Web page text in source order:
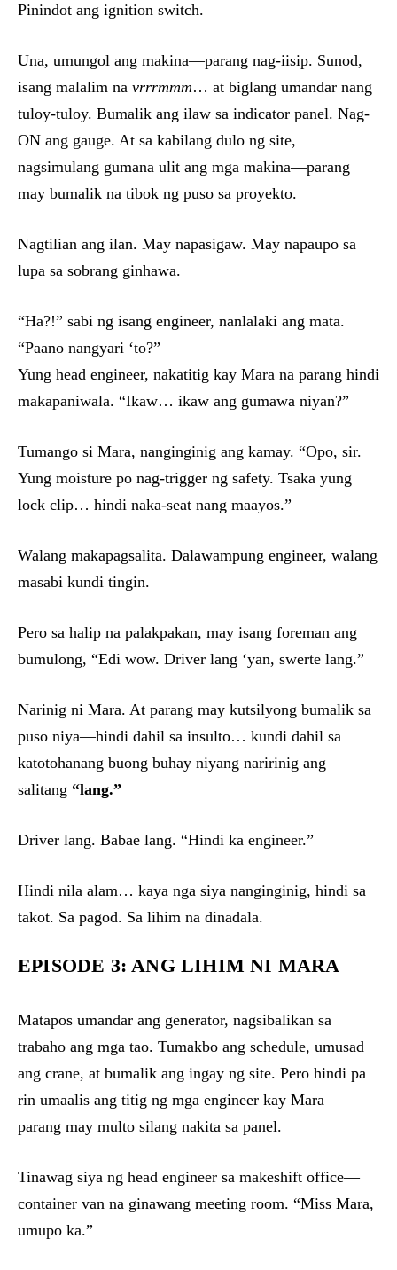
Pinindot ang ignition switch.
Una, umungol ang makina—parang nag-iisip. Sunod,
isang malalim na vrrrmmm… at biglang umandar nang
tuloy-tuloy. Bumalik ang ilaw sa indicator panel. Nag-
ON ang gauge. At sa kabilang dulo ng site,
nagsimulang gumana ulit ang mga makina—parang
may bumalik na tibok ng puso sa proyekto.
Nagtilian ang ilan. May napasigaw. May napaupo sa
lupa sa sobrang ginhawa.
“Ha?!” sabi ng isang engineer, nanlalaki ang mata.
“Paano nangyari ‘to?”
Yung head engineer, nakatitig kay Mara na parang hindi
makapaniwala. “Ikaw… ikaw ang gumawa niyan?”
Tumango si Mara, nanginginig ang kamay. “Opo, sir.
Yung moisture po nag-trigger ng safety. Tsaka yung
lock clip… hindi naka-seat nang maayos.”
Walang makapagsalita. Dalawampung engineer, walang
masabi kundi tingin.
Pero sa halip na palakpakan, may isang foreman ang
bumulong, “Edi wow. Driver lang ‘yan, swerte lang.”
Narinig ni Mara. At parang may kutsilyong bumalik sa
puso niya—hindi dahil sa insulto… kundi dahil sa
katotohanang buong buhay niyang naririnig ang
salitang “lang.”
Driver lang. Babae lang. “Hindi ka engineer.”
Hindi nila alam… kaya nga siya nanginginig, hindi sa
takot. Sa pagod. Sa lihim na dinadala.
EPISODE 3: ANG LIHIM NI MARA
Matapos umandar ang generator, nagsibalikan sa
trabaho ang mga tao. Tumakbo ang schedule, umusad
ang crane, at bumalik ang ingay ng site. Pero hindi pa
rin umaalis ang titig ng mga engineer kay Mara—
parang may multo silang nakita sa panel.
Tinawag siya ng head engineer sa makeshift office—
container van na ginawang meeting room. “Miss Mara,
umupo ka.”